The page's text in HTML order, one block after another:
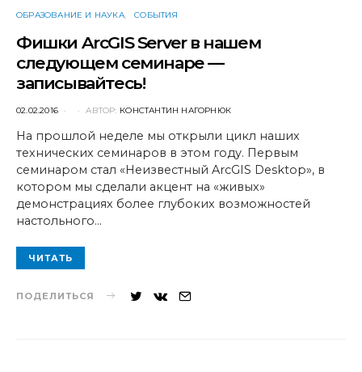
ОБРАЗОВАНИЕ И НАУКА СОБЫТИЯ
Фишки ArcGIS Server в нашем
следующем семинаре —
записывайтесь!
POSTED
02.02.2016 АВТОР: КОНСТАНТИН НАГОРНЮК
На прошлой неделе мы открыли цикл наших
технических семинаров в этом году. Первым
семинаром стал «Неизвестный ArcGIS Desktop», в
котором мы сделали акцент на «живых»
демонстрациях более глубоких возможностей
настольного…
ЧИТАТЬ
ПОДЕЛИТЬСЯ